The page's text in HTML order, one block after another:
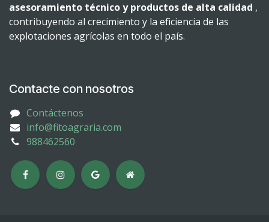
asesoramiento técnico y productos de alta calidad ,
contribuyendo al crecimiento y la eficiencia de las
explotaciones agrícolas en todo el país.
Contacte con nosotros
Contáctenos
info@fitoagraria.com
988462560